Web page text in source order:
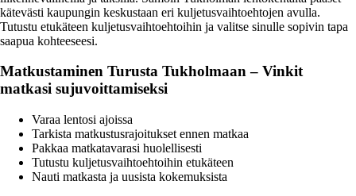
kätevästi kaupungin keskustaan eri kuljetusvaihtoehtojen avulla.
Tutustu etukäteen kuljetusvaihtoehtoihin ja valitse sinulle sopivin tapa
saapua kohteeseesi.
Matkustaminen Turusta Tukholmaan – Vinkit
matkasi sujuvoittamiseksi
Varaa lentosi ajoissa
Tarkista matkustusrajoitukset ennen matkaa
Pakkaa matkatavarasi huolellisesti
Tutustu kuljetusvaihtoehtoihin etukäteen
Nauti matkasta ja uusista kokemuksista